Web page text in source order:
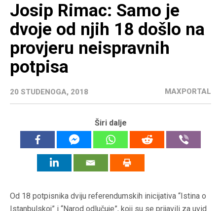
Josip Rimac: Samo je
dvoje od njih 18 došlo na
provjeru neispravnih
potpisa
20 STUDENOGA, 2018 MAXPORTAL
Širi dalje
Od 18 potpisnika dviju referendumskih inicijativa “Istina o
Istanbulskoj” i “Narod odlučuje”, koji su se prijavili za uvid